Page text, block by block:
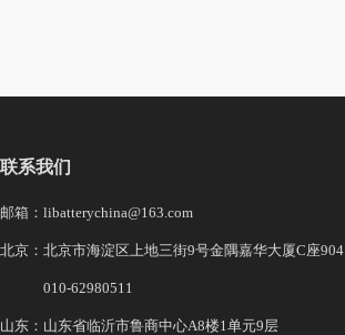
联系我们
邮箱：libatterychina@163.com
北京：北京市海淀区上地三街9号金隅嘉华大厦C座904
010-62980511
山东：山东省临沂市鲁商中心A8楼1单元9层